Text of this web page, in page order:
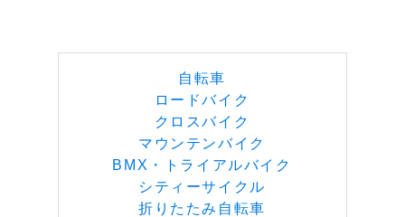
自転車
ロードバイク
クロスバイク
マウンテンバイク
BMX・トライアルバイク
シティーサイクル
折りたたみ自転車